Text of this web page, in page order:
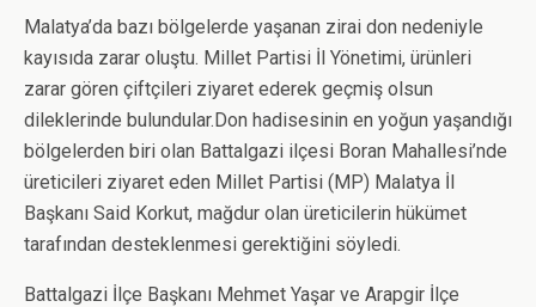
Malatya’da bazı bölgelerde yaşanan zirai don nedeniyle
kayısıda zarar oluştu. Millet Partisi İl Yönetimi, ürünleri
zarar gören çiftçileri ziyaret ederek geçmiş olsun
dileklerinde bulundular.Don hadisesinin en yoğun yaşandığı
bölgelerden biri olan Battalgazi ilçesi Boran Mahallesi’nde
üreticileri ziyaret eden Millet Partisi (MP) Malatya İl
Başkanı Said Korkut, mağdur olan üreticilerin hükümet
tarafından desteklenmesi gerektiğini söyledi.
Battalgazi İlçe Başkanı Mehmet Yaşar ve Arapgir İlçe